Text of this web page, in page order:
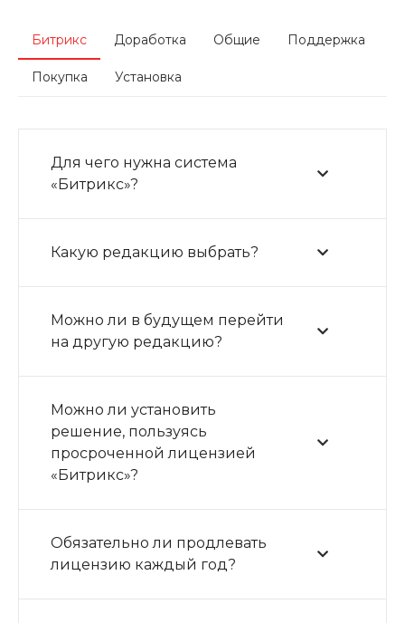
Битрикс Доработка Общие Поддержка
Покупка Установка
Для чего нужна система
«Битрикс»?
Какую редакцию выбрать?
Можно ли в будущем перейти
на другую редакцию?
Можно ли установить
решение, пользуясь
просроченной лицензией
«Битрикс»?
Обязательно ли продлевать
лицензию каждый год?